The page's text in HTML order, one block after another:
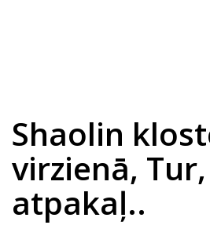
Shaolin
virzienā,
atpakaļ..